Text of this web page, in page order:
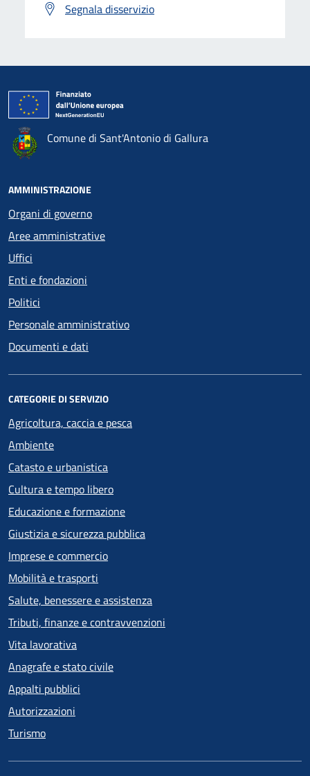
Segnala disservizio
Comune di Sant'Antonio di Gallura
AMMINISTRAZIONE
Organi di governo
Aree amministrative
Uffici
Enti e fondazioni
Politici
Personale amministrativo
Documenti e dati
CATEGORIE DI SERVIZIO
Agricoltura, caccia e pesca
Ambiente
Catasto e urbanistica
Cultura e tempo libero
Educazione e formazione
Giustizia e sicurezza pubblica
Imprese e commercio
Mobilità e trasporti
Salute, benessere e assistenza
Tributi, finanze e contravvenzioni
Vita lavorativa
Anagrafe e stato civile
Appalti pubblici
Autorizzazioni
Turismo